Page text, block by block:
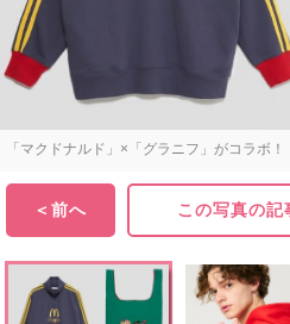
「マクドナルド」×「グラニフ」がコラボ
＜前へ この写真の記